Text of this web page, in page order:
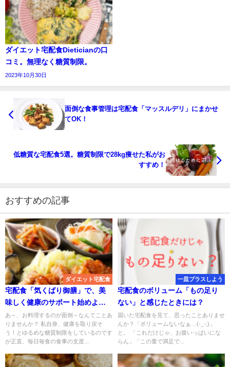
ダイエット宅配食Dieticianの口
コミ。無理なく糖質制限。
2023年10月30日
面倒な食事管理は宅配食「マッスルデリ」にまかせ
てOK！
低糖質な宅配食5選。糖質制限で28kg痩せた私がお
すすめ！
おすすめの記事
ダイエット宅配食
宅配食「気くばり御膳」で、美
味しく健康のサポート始めよ
う！
あ～、お料理するのが面倒～なんてことあ
りませんか？ 私自身、健康を取り戻そ
う！とゆるめな糖質制限をしているのです
が正直、毎日毎食の食事の支度...
一皿プラスしよう
宅配食のボリューム「もの足り
ない」と感じたときには？
届いた宅配食を見て、思ったことありませ
んか？「ボリュームないなぁ…(-_-;)」
と。 「これだけじゃ、お腹いっぱいにな
らん」「この量で満足で...